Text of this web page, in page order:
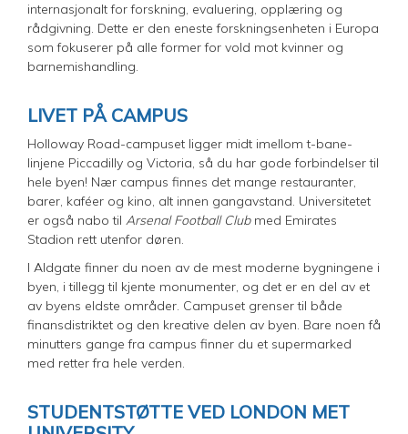
internasjonalt for forskning, evaluering, opplæring og
rådgivning. Dette er den eneste forskningsenheten i Europa
som fokuserer på alle former for vold mot kvinner og
barnemishandling.
LIVET PÅ CAMPUS
Holloway Road-campuset ligger midt imellom t-bane-
linjene Piccadilly og Victoria, så du har gode forbindelser til
hele byen! Nær campus finnes det mange restauranter,
barer, kaféer og kino, alt innen gangavstand. Universitetet
er også nabo til Arsenal Football Clubmed Emirates
Stadion rett utenfor døren.
I Aldgate finner du noen av de mest moderne bygningene i
byen, i tillegg til kjente monumenter, og det er en del av et
av byens eldste områder. Campuset grenser til både
finansdistriktet og den kreative delen av byen. Bare noen få
minutters gange fra campus finner du et supermarked
med retter fra hele verden.
STUDENTSTØTTE VED LONDON MET